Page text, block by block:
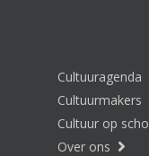
Cultuuragenda
Cultuurmakers
Cultuur op
Over ons